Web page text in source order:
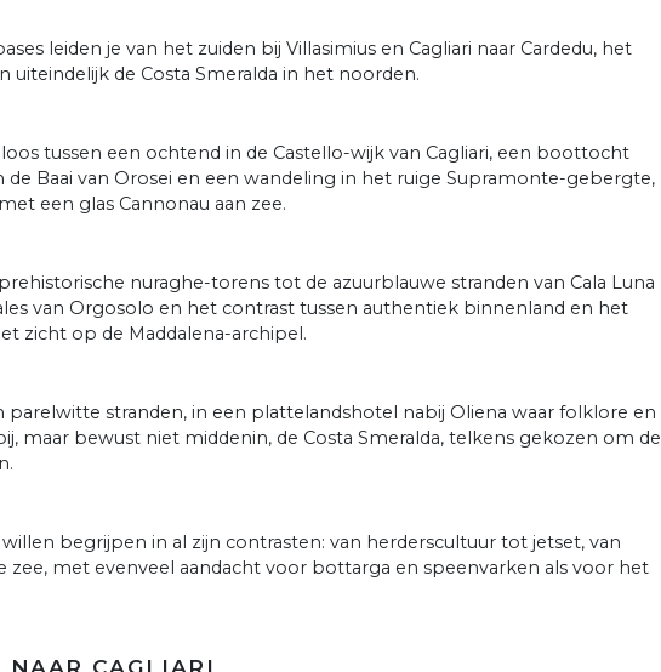
leiden je van het zuiden bij Villasimius en Cagliari naar Cardedu, het
uiteindelijk de Costa Smeralda in het noorden.
tussen een ochtend in de Castello-wijk van Cagliari, een boottocht
de Baai van Orosei en een wandeling in het ruige Supramonte-gebergte,
een glas Cannonau aan zee.
nuraghe-torens tot de azuurblauwe stranden van Cala Luna
van Orgosolo en het contrast tussen authentiek binnenland en het
zicht op de Maddalena-archipel.
parelwitte stranden, in een plattelandshotel nabij Oliena waar folklore en
maar bewust niet middenin, de Costa Smeralda, telkens gekozen om de
willen begrijpen in al zijn contrasten: van herderscultuur tot jetset, van
zee, met evenveel aandacht voor bottarga en speenvarken als voor het
NAAR CAGLIARI